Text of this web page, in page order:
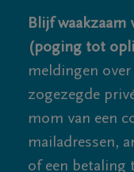
Blijf
(poging tot
meldingen
zogezegde
mom van een
mailadressen,
of een betaling